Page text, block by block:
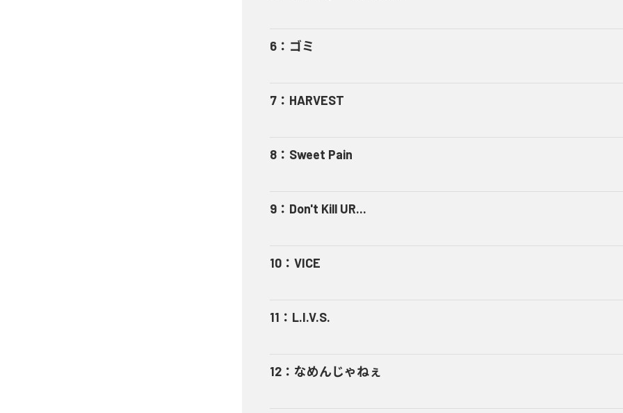
6 ： ゴミ
7 ： HARVEST
8 ： Sweet Pain
9 ： Don't Kill UR...
10 ： VICE
11 ： L.I.V.S.
12 ： なめんじゃねぇ